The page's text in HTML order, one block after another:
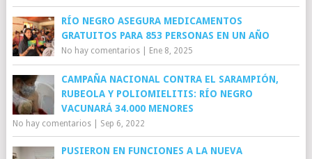
RÍO NEGRO ASEGURA MEDICAMENTOS
GRATUITOS PARA 853 PERSONAS EN UN AÑO
No hay comentarios| Ene 8, 2025
CAMPAÑA NACIONAL CONTRA EL SARAMPIÓN,
RUBEOLA Y POLIOMIELITIS: RÍO NEGRO
VACUNARÁ 34.000 MENORES
No hay comentarios| Sep 6, 2022
PUSIERON EN FUNCIONES A LA NUEVA